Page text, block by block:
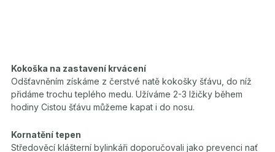
Kokoška na zastavení krvácení
Odšťavněním získáme z čerstvé natě kokošky šťávu, do níž
přidáme trochu teplého medu. Užíváme 2-3 lžičky během
hodiny Cistou šťávu můžeme kapat i do nosu.
Kornatění tepen
Středověcí klášterní bylinkáři doporučovali jako prevenci nať